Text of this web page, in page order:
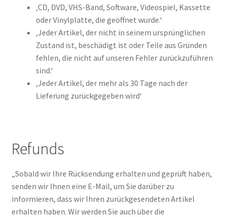
‚CD, DVD, VHS-Band, Software, Videospiel, Kassette
oder Vinylplatte, die geöffnet wurde.‘
‚Jeder Artikel, der nicht in seinem ursprünglichen
Zustand ist, beschädigt ist oder Teile aus Gründen
fehlen, die nicht auf unseren Fehler zurückzuführen
sind.‘
‚Jeder Artikel, der mehr als 30 Tage nach der
Lieferung zurückgegeben wird‘
Refunds
„Sobald wir Ihre Rücksendung erhalten und geprüft haben,
senden wir Ihnen eine E-Mail, um Sie darüber zu
informieren, dass wir Ihren zurückgesendeten Artikel
erhalten haben. Wir werden Sie auch über die